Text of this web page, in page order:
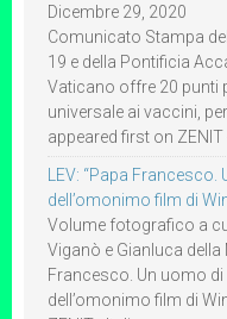
Dicembre 29, 2020
Comunicato Stampa
19 e della Pontificia
Vaticano offre 20 punti
universale ai vaccini,
appeared first on ZENIT
LEV: “Papa
dell’omonimo film di
Volume fotografico a
Viganò e Gianluca della
Francesco. Un uomo di
dell’omonimo film di